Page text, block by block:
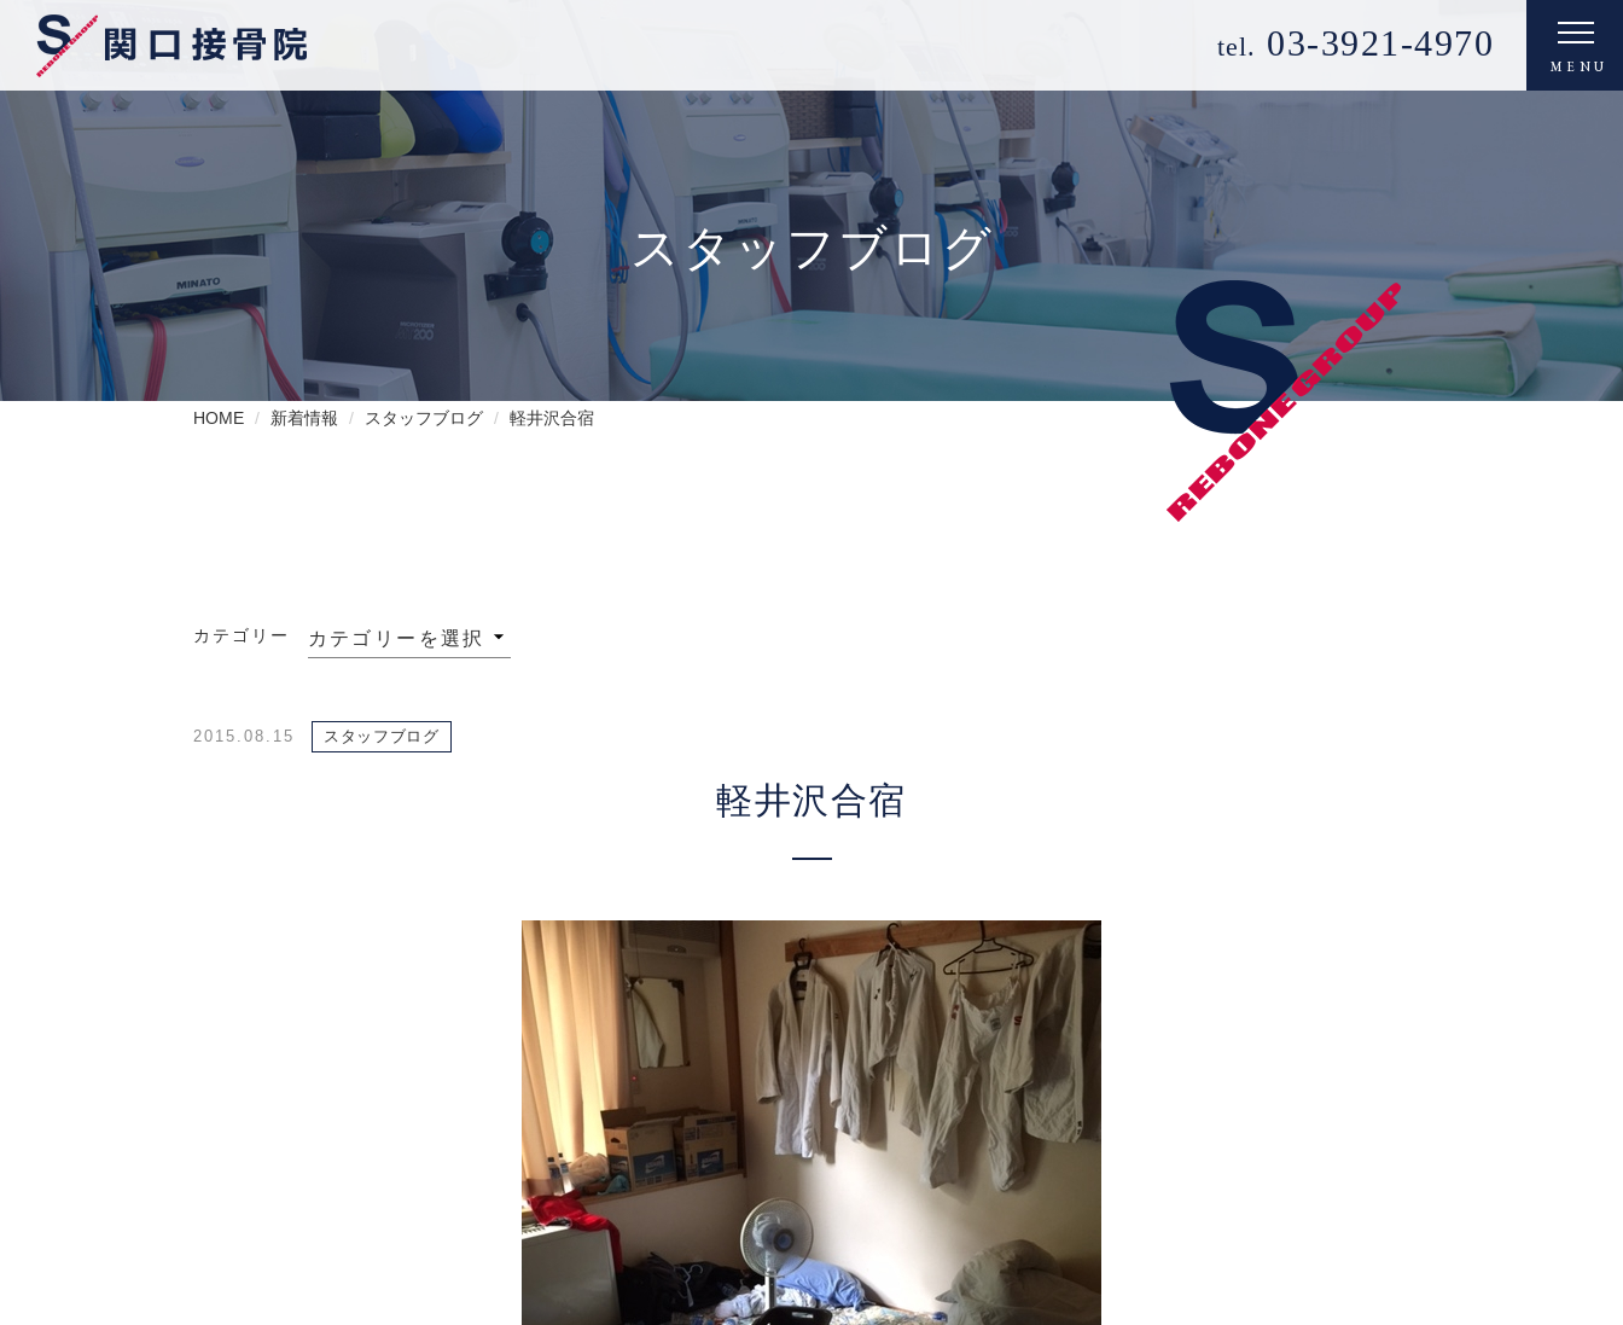
tel. 03-3921-4970
MENU
スタッフブログ
HOME 新着情報 スタッフブログ 軽井沢合宿
カテゴリー
2015.08.15 スタッフブログ
軽井沢合宿